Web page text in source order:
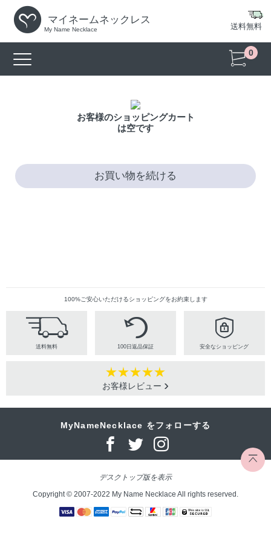
マイネームネックレス
My Name Necklace 送料無料
0
お客様のショッピングカート
は空です
お買い物を続ける
100%ご安心いただけるショッピングをお約束します
送料無料 100日返品保証 安全なショッピング
お客様レビュー
MyNameNecklace をフォローする
デスクトップ版を表示
Copyright © 2007-2022 My Name Necklace All rights reserved.